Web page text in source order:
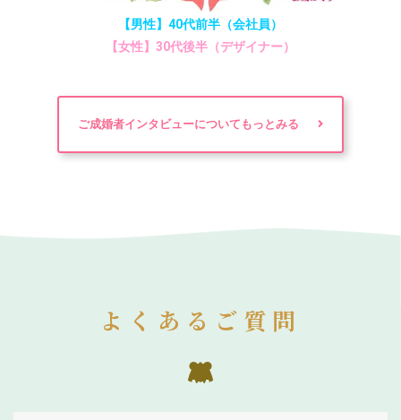
【男性】40代前半（会社員）
【女性】30代後半（デザイナー）
ご成婚者インタビューについてもっとみる
よくあるご質問